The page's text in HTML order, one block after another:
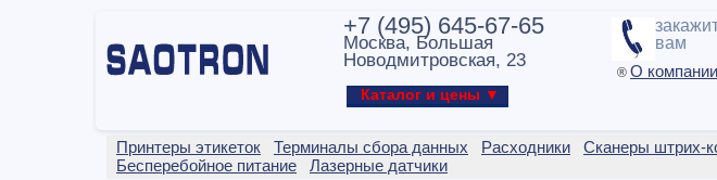
+7 (495) 645-67-65
Москва, Большая
Новодмитровская, 23
Каталог и цены ▼
вам
® О компании
Принтеры этикеток Терминалы сбора данных Расходники Сканеры штрих-
Бесперебойное питание
Лазерные датчики